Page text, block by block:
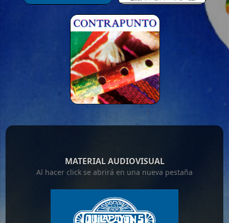
MATERIAL AUDIOVISUAL
Al hacer click se abrirá en una nueva pestaña